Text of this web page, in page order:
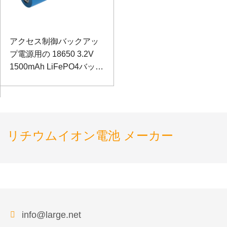
アクセス制御バックアッ
プ電源用の 18650 3.2V
1500mAh LiFePO4バッテ
リチウムイオン電池 メーカー
info@large.net